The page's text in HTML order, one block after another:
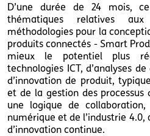
D’une durée de 24 mois,
thématiques relatives
méthodologies pour la
produits connectés - Smart
mieux le potentiel plus
technologies ICT, d’analyses
d’innovation de produit,
et de la gestion des processus
une logique de
numérique et de l’industrie 4.0,
d’innovation continue.